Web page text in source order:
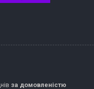
за домовленістю